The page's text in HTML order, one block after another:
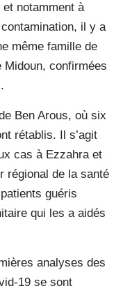
notamment à
il y a
même famille de
Midoun, confirmées
Ben Arous, où six
rétablis. Il s’agit
cas à Ezzahra et
régional de la santé
guéris
qui les a aidés
analyses des
19 se sont